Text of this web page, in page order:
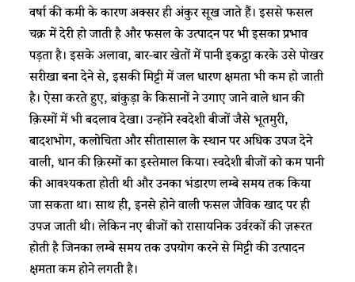
वर्षा की कमी के कारण अक्सर ही अंकुर सूख जाते हैं। इससे फसल
चक्र में देरी हो जाती है और फसल के उत्पादन पर भी इसका प्रभाव
पड़ता है। इसके अलावा, बार-बार खेतों में पानी इकट्ठा करके उसे पोखर
सरीखा बना देने से, इसकी मिट्टी में जल धारण क्षमता भी कम हो जाती
है। ऐसा करते हुए, बांकुड़ा के किसानों ने उगाए जाने वाले धान की
क़िस्मों में भी बदलाव देखा। उन्होंने स्वदेशी बीजों जैसे भूतमुरी,
बादशभोग, कलोचिता और सीतासाल के स्थान पर अधिक उपज देने
वाली, धान की क़िस्मों का इस्तेमाल किया। स्वदेशी बीजों को कम पानी
की आवश्यकता होती थी और उनका भंडारण लम्बे समय तक किया
जा सकता था। साथ ही, इनसे होने वाली फसल जैविक खाद पर ही
उपज जाती थी। लेकिन नए बीजों को रासायनिक उर्वरकों की ज़रूरत
होती है जिनका लम्बे समय तक उपयोग करने से मिट्टी की उत्पादन
क्षमता कम होने लगती है।